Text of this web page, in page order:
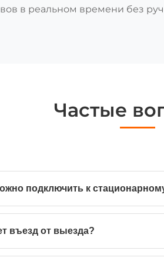
в реальном времени без
Частые
подключить к
въезд от выезда?